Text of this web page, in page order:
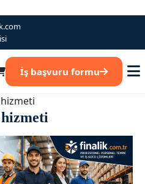
İş başvuru formu